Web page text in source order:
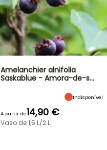
Amelanchier alnifolia
Saskablue - Amora-de-s…
Indisponível
A partir de14,90 €
Vaso de 1,5 L/2 L